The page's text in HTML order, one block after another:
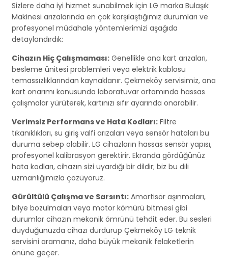
Sizlere daha iyi hizmet sunabilmek için LG marka Bulaşık
Makinesi arızalarında en çok karşılaştığımız durumları ve
profesyonel müdahale yöntemlerimizi aşağıda
detaylandırdık:
Cihazın Hiç Çalışmaması: Genellikle ana kart arızaları,
besleme ünitesi problemleri veya elektrik kablosu
temassızlıklarından kaynaklanır. Çekmeköy servisimiz, ana
kart onarımı konusunda laboratuvar ortamında hassas
çalışmalar yürüterek, kartınızı sıfır ayarında onarabilir.
Verimsiz Performans ve Hata Kodları: Filtre
tıkanıklıkları, su giriş valfi arızaları veya sensör hataları bu
duruma sebep olabilir. LG cihazların hassas sensör yapısı,
profesyonel kalibrasyon gerektirir. Ekranda gördüğünüz
hata kodları, cihazın sizi uyardığı bir dildir; biz bu dili
uzmanlığımızla çözüyoruz.
Gürültülü Çalışma ve Sarsıntı: Amortisör aşınmaları,
bilye bozulmaları veya motor kömürü bitmesi gibi
durumlar cihazın mekanik ömrünü tehdit eder. Bu sesleri
duyduğunuzda cihazı durdurup Çekmeköy LG teknik
servisini aramanız, daha büyük mekanik felaketlerin
önüne geçer.